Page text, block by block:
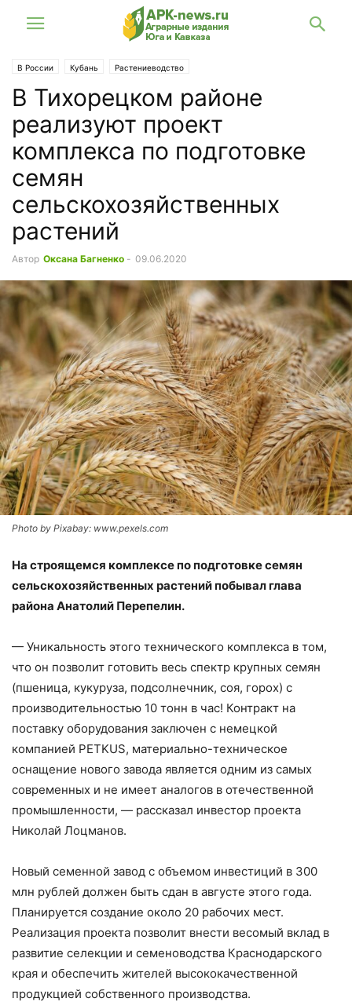
В России Кубань Растениеводство
В Тихорецком районе
реализуют проект
комплекса по подготовке
семян
сельскохозяйственных
растений
Автор Оксана Багненко - 09.06.2020
Photo by Pixabay: www.pexels.com
На строящемся комплексе по подготовке семян
сельскохозяйственных растений побывал глава
района Анатолий Перепелин.
— Уникальность этого технического комплекса в том,
что он позволит готовить весь спектр крупных семян
(пшеница, кукуруза, подсолнечник, соя, горох) с
производительностью 10 тонн в час! Контракт на
поставку оборудования заключен с немецкой
компанией PETKUS, материально-техническое
оснащение нового завода является одним из самых
современных и не имеет аналогов в отечественной
промышленности, — рассказал инвестор проекта
Николай Лоцманов.
Новый семенной завод с объемом инвестиций в 300
млн рублей должен быть сдан в августе этого года.
Планируется создание около 20 рабочих мест.
Реализация проекта позволит внести весомый вклад в
развитие селекции и семеноводства Краснодарского
края и обеспечить жителей высококачественной
продукцией собственного производства.